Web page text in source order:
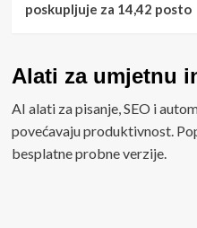
poskupljuje za 14,42 posto
Alati za umjetnu
AI alati za pisanje, SEO i
povećavaju produktivnost.
besplatne probne verzije.